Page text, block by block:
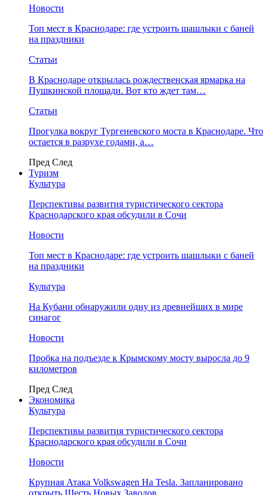
Новости
Топ мест в Краснодаре: где устроить шашлыки с баней
на праздники
Статьи
В Краснодаре открылась рождественская ярмарка на
Пушкинской площади. Вот кто ждет там…
Статьи
Прогулка вокруг Тургеневского моста в Краснодаре. Что
остается в разрухе годами, а…
Пред След
Туризм
Культура
Перспективы развития туристического сектора
Краснодарского края обсудили в Сочи
Новости
Топ мест в Краснодаре: где устроить шашлыки с баней
на праздники
Культура
На Кубани обнаружили одну из древнейших в мире
синагог
Новости
Пробка на подъезде к Крымскому мосту выросла до 9
километров
Пред След
Экономика
Культура
Перспективы развития туристического сектора
Краснодарского края обсудили в Сочи
Новости
Крупная Атака Volkswagen На Tesla. Запланировано
открыть Шесть Новых Заводов